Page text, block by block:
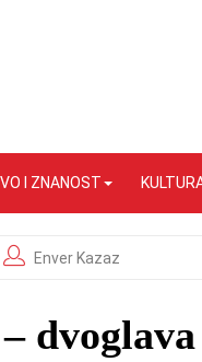
I ZNANOST
Enver Kazaz